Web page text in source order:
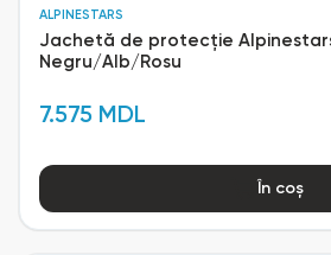
ALPINESTARS
Jachetă de protecție
Negru/Alb/Rosu
7.575 MDL
În coș